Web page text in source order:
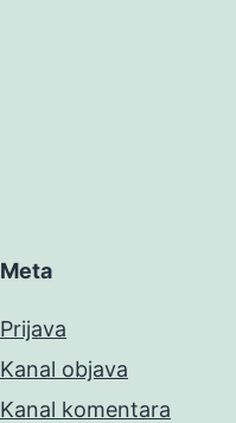
Meta
Prijava
Kanal objava
Kanal komentara